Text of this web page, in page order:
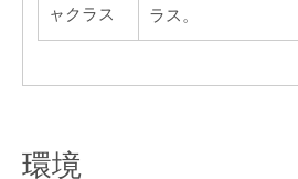
ャクラス
ラス。
環境